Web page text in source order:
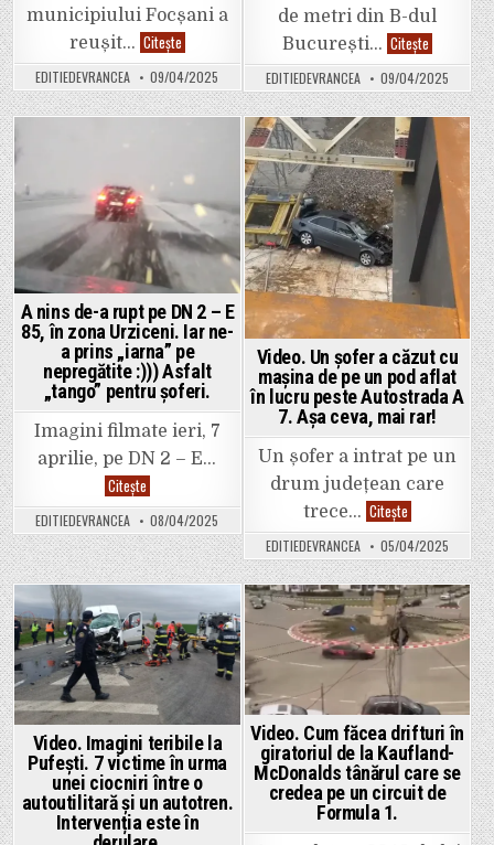
municipiului Focșani a
reușit… CiteșteVideo.
Dorel
lovește
din
nou
pe
stâlpul
fix
în
fața
intrării
pe
un
teren
privat,
blocând
accesul
pentru
mașini
EDITIEDEVRANCEA 09/04/2025
de metri din B-dul
București… Citește
Se
asfaltează
în
Focșani
banda
pe
B-
dul
București,
în
Sud.
Nu
se
face
pistă
biciclete,
cum
credeau
ieri
unii
sudiști
🙂
EDITIEDEVRANCEA 09/04/2025
A nins de-a rupt pe DN 2 – E
85, în zona Urziceni. Iar ne-
a prins „iarna” pe
nepregătite :))) Asfalt
„tango” pentru șoferi.
Imagini filmate ieri, 7
aprilie, pe DN 2 – E…
CiteșteA
nins
de-
a
rupt
pe
DN
2
–
E
85,
în
zona
Urziceni.
Iar
ne-
a
prins
„iarna”
pe
nepregătite
:)))
Asfalt
„tango”
pentru
EDITIEDEVRANCEA 08/04/2025
Posted
in
Video. Un șofer a căzut cu
mașina de pe un pod aflat
în lucru peste Autostrada A
7. Așa ceva, mai rar!
Un șofer a intrat pe un
drum județean care
trece… Citește
Un
șofer
a
căzut
cu
mașina
de
pe
un
pod
aflat
lucru
peste
Autostrada
A
7.
Așa
ceva,
mai
EDITIEDEVRANCEA 05/04/2025
Posted
in
Video. Imagini teribile la
Pufești. 7 victime în urma
unei ciocniri între o
autoutilitară și un autotren.
Intervenția este în
Posted
in
Video. Cum făcea drifturi în
giratoriul de la Kaufland-
McDonalds tânărul care se
credea pe un circuit de
Formula 1.